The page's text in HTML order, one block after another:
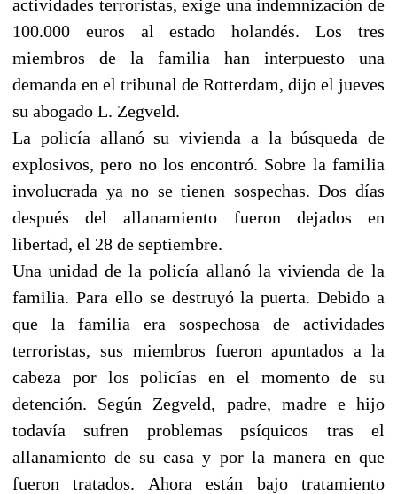
actividades terroristas, exige una indemnización de
100.000 euros al estado holandés. Los tres
miembros de la familia han interpuesto una
demanda en el tribunal de Rotterdam, dijo el jueves
su abogado L. Zegveld.
La policía allanó su vivienda a la búsqueda de
explosivos, pero no los encontró. Sobre la familia
involucrada ya no se tienen sospechas. Dos días
después del allanamiento fueron dejados en
libertad, el 28 de septiembre.
Una unidad de la policía allanó la vivienda de la
familia. Para ello se destruyó la puerta. Debido a
que la familia era sospechosa de actividades
terroristas, sus miembros fueron apuntados a la
cabeza por los policías en el momento de su
detención. Según Zegveld, padre, madre e hijo
todavía sufren problemas psíquicos tras el
allanamiento de su casa y por la manera en que
fueron tratados. Ahora están bajo tratamiento